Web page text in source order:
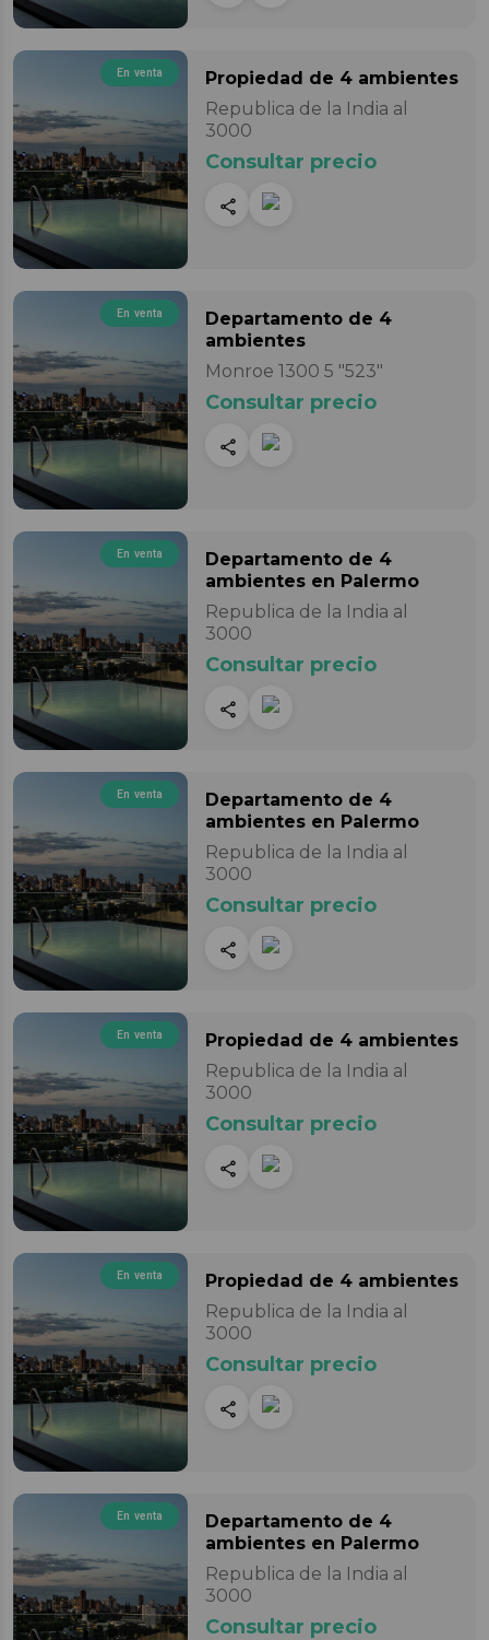
En venta Propiedad de 4 ambientes
Republica de la India al
3000
Consultar precio
En venta Departamento de 4
ambientes
Monroe 1300 5 "523"
Consultar precio
En venta Departamento de 4
ambientes en Palermo
Republica de la India al
3000
Consultar precio
En venta Departamento de 4
ambientes en Palermo
Republica de la India al
3000
Consultar precio
En venta Propiedad de 4 ambientes
Republica de la India al
3000
Consultar precio
En venta Propiedad de 4 ambientes
Republica de la India al
3000
Consultar precio
En venta Departamento de 4
ambientes en Palermo
Republica de la India al
3000
Consultar precio